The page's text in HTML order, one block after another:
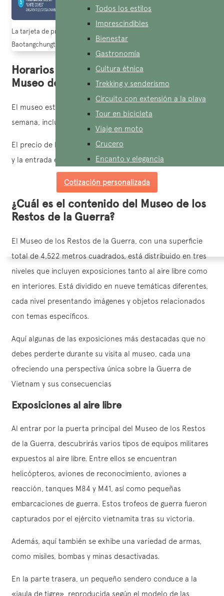
Todos los estilos
Imprescindibles
Bienestar
Gastronomía
Cultura étnica
Trekking y senderismo
Circuito con extensión a la playa
Tour en bicicleta
Viaje en moto
Crucero
Encanto y elegancia
La tarjeta de presentación en el Museo de los Restos de la Guerra
Baotangchungtichchientranh)
Horarios y precios de las entradas del
Museo de los Restos de la Guerra
El museo está abierto de 7:30 a 17:30 todos los días de la
semana, incluidos los días festivos y durante el
El precio de la entrada es de 40,000 VND para los adultos
y la entrada es gratuita para los niños menores de 6 años.
Cotización personalizada
¿Cuál es el contenido del Museo de los
Restos de la Guerra?
El Museo de los Restos de la Guerra, con una superficie
total de 4,522 metros cuadrados, está distribuido en tres
niveles que incluyen exposiciones tanto al aire libre como
en interiores. Está dividido en nueve temáticas diferentes,
cada nivel presentando imágenes y objetos relacionados
con temas específicos.
Aquí algunas de las exposiciones más destacadas que no
debes perderte durante su visita al museo, cada una
ofreciendo una perspectiva única sobre la Guerra de
Vietnam y sus consecuencias
Exposiciones al aire libre
Al entrar por la puerta principal del Museo de los Restos
de la Guerra, descubrirás varios tipos de equipos militares
expuestos al aire libre. Entre ellos se encuentran
helicópteros, aviones de reconocimiento, aviones a
reacción, tanques M84 y M41, así como pequeñas
embarcaciones de guerra. Estos trofeos de guerra fueron
capturados por el ejército vietnamita tras su victoria.
Además, aquí también se exhibe una variedad de armas,
como misiles, bombas y minas desactivadas.
En la parte trasera, un pequeño sendero conduce a la
«jaula de tigre», reproducida según el modelo de las